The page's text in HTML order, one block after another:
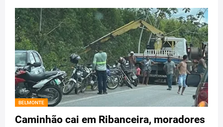
BELMONTE
Caminhão cai em Ribanceira, moradores